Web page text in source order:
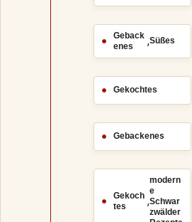
Geback
enes
,Süßes
Gekochtes
Gebackenes
Gekoch
tes
,
modern
e
Schwar
zwälder